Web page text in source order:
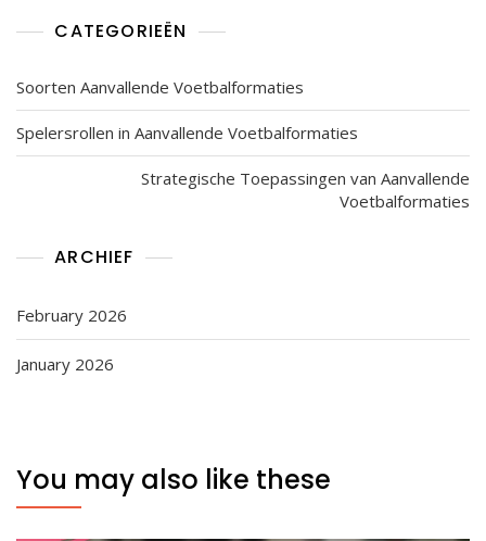
CATEGORIEËN
Soorten Aanvallende Voetbalformaties
Spelersrollen in Aanvallende Voetbalformaties
Strategische Toepassingen van Aanvallende
Voetbalformaties
ARCHIEF
February 2026
January 2026
You may also like these